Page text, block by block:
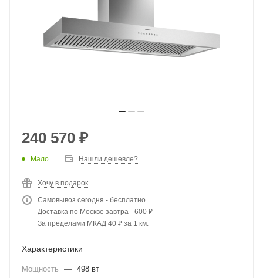
240 570 ₽
Мало Нашли дешевле?
Хочу в подарок
Самовывоз сегодня - бесплатно
Доставка по Москве завтра - 600 ₽
За пределами МКАД 40 ₽ за 1 км.
Характеристики
Мощность — 498 вт